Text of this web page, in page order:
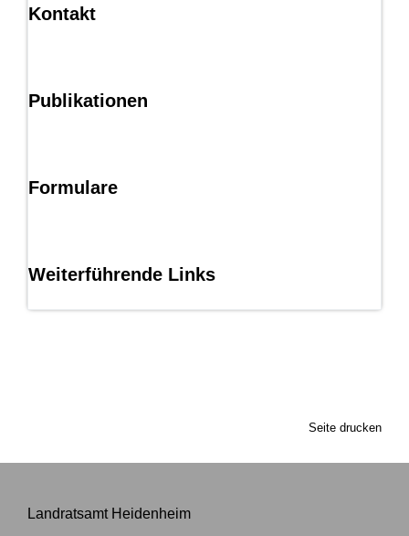
Kontakt
Publikationen
Formulare
Weiterführende Links
Seite drucken
Landratsamt Heidenheim